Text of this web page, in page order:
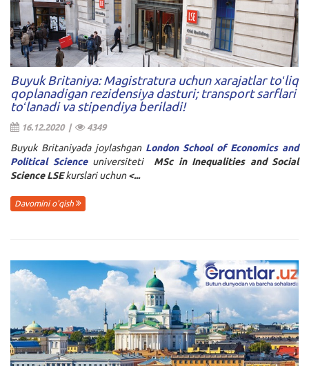
Buyuk Britaniya: Magistratura uchun xarajatlar toʻliq
qoplanadigan rezidensiya dasturi; transport sarflari
toʻlanadi va stipendiya beriladi!
16.12.2020 | 4349
Buyuk Britaniyada joylashgan London School of Economics and
Political Scienceuniversiteti
MSc in Inequalities and Social
Science LSEkurslari uchun<...
Davomini o'qish